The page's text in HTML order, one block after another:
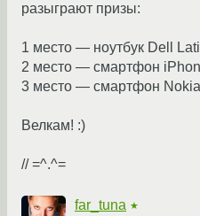
разыграют призы:
1 место — ноутбук Dell
2 место — смартфон
3 место — смартфон
Велкам! :)
// =^.^=
far_tuna ★